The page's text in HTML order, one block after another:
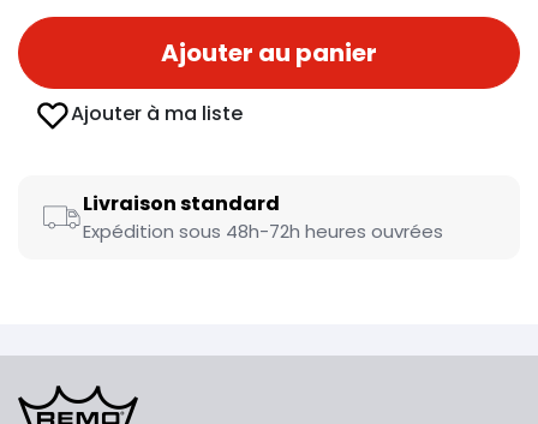
Ajouter au panier
Ajouter à ma liste
Livraison standard
Expédition sous 48h-72h heures ouvrées